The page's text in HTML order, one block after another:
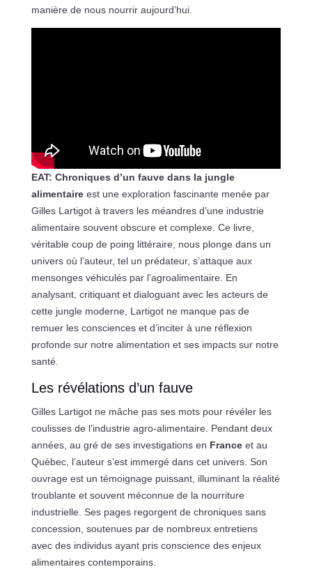
manière de nous nourrir aujourd’hui.
EAT: Chroniques d’un fauve dans la jungle
alimentaireest une exploration fascinante menée par
Gilles Lartigot à travers les méandres d’une industrie
alimentaire souvent obscure et complexe. Ce livre,
véritable coup de poing littéraire, nous plonge dans un
univers où l’auteur, tel un prédateur, s’attaque aux
mensonges véhiculés par l’agroalimentaire. En
analysant, critiquant et dialoguant avec les acteurs de
cette jungle moderne, Lartigot ne manque pas de
remuer les consciences et d’inciter à une réflexion
profonde sur notre alimentation et ses impacts sur notre
santé.
Les révélations d’un fauve
Gilles Lartigot ne mâche pas ses mots pour révéler les
coulisses de l’industrie agro-alimentaire. Pendant deux
années, au gré de ses investigations en Franceet au
Québec, l’auteur s’est immergé dans cet univers. Son
ouvrage est un témoignage puissant, illuminant la réalité
troublante et souvent méconnue de la nourriture
industrielle. Ses pages regorgent de chroniques sans
concession, soutenues par de nombreux entretiens
avec des individus ayant pris conscience des enjeux
alimentaires contemporains.